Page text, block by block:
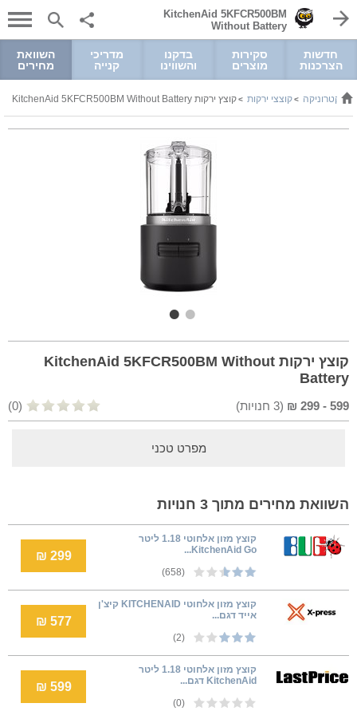
KitchenAid 5KFCR500BM
Without Battery
חדשות
הצרכנות
סקירות
מוצרים
בדקנו
והשווינו
מדריכי
קנייה
השוואת
מחירים
>קוצצי ירקות >קוצץ ירקות KitchenAid 5KFCR500BM Without Battery
קוצץ ירקות KitchenAid 5KFCR500BM Without
Battery
599
-
299
₪
(
3 חנויות) (0)
מפרט טכני
השוואת מחירים מתוך 3 חנויות
קוצץ מזון אלחוטי 1.18 ליטר
KitchenAid Go...
(658)
299 ₪
קוצץ מזון אלחוטי KITCHENAID קיצ'ן
אייד דגם...
(2)
577 ₪
קוצץ מזון אלחוטי 1.18 ליטר
KitchenAid דגם...
(0)
599 ₪